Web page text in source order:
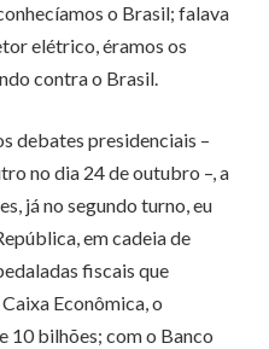
o Brasil; falava
elétrico, éramos os
contra o Brasil.
debates presidenciais –
no dia 24 de outubro –, a
já no segundo turno, eu
em cadeia de
fiscais que
Econômica, o
10 bilhões; com o Banco